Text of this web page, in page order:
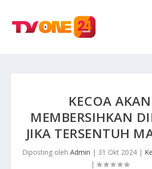
KECOA AKAN
MEMBERSIHKAN
JIKA TERSENTUH
Diposting oleh Admin | 31 Okt 2024|
|